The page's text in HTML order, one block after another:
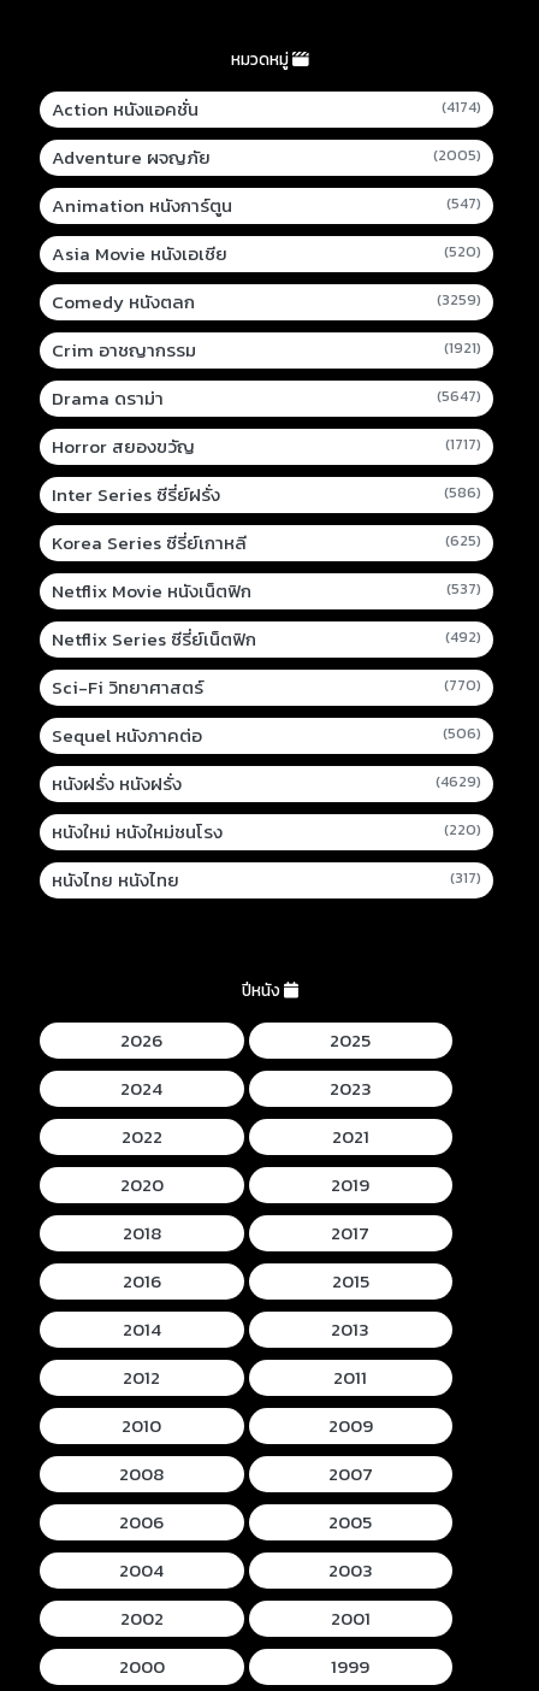
หมวดหมู่
Action หนังแอคชั่น (4174)
Adventure ผจญภัย (2005)
Animation หนังการ์ตูน (547)
Asia Movie หนังเอเชีย (520)
Comedy หนังตลก (3259)
Crim อาชญากรรม (1921)
Drama ดราม่า (5647)
Horror สยองขวัญ (1717)
Inter Series ซีรี่ย์ฝรั่ง (586)
Korea Series ซีรี่ย์เกาหลี (625)
Netflix Movie หนังเน็ตฟิก (537)
Netflix Series ซีรี่ย์เน็ตฟิก (492)
Sci-Fi วิทยาศาสตร์ (770)
Sequel หนังภาคต่อ (506)
หนังฝรั่ง หนังฝรั่ง (4629)
หนังใหม่ หนังใหม่ชนโรง (220)
หนังไทย หนังไทย (317)
ปีหนัง
2026
2025
2024
2023
2022
2021
2020
2019
2018
2017
2016
2015
2014
2013
2012
2011
2010
2009
2008
2007
2006
2005
2004
2003
2002
2001
2000
1999